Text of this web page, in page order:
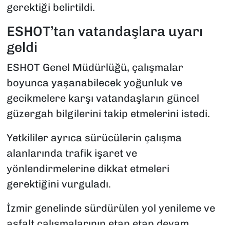
gerektiği belirtildi.
ESHOT’tan vatandaşlara uyarı
geldi
ESHOT Genel Müdürlüğü, çalışmalar
boyunca yaşanabilecek yoğunluk ve
gecikmelere karşı vatandaşların güncel
güzergah bilgilerini takip etmelerini istedi.
Yetkililer ayrıca sürücülerin çalışma
alanlarında trafik işaret ve
yönlendirmelerine dikkat etmeleri
gerektiğini vurguladı.
İzmir genelinde sürdürülen yol yenileme ve